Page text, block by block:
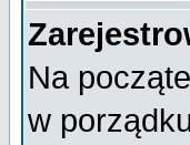
Na
w